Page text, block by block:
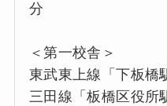
分
＜第一校舎＞
東武東上線「下板橋
三田線「板橋区役所